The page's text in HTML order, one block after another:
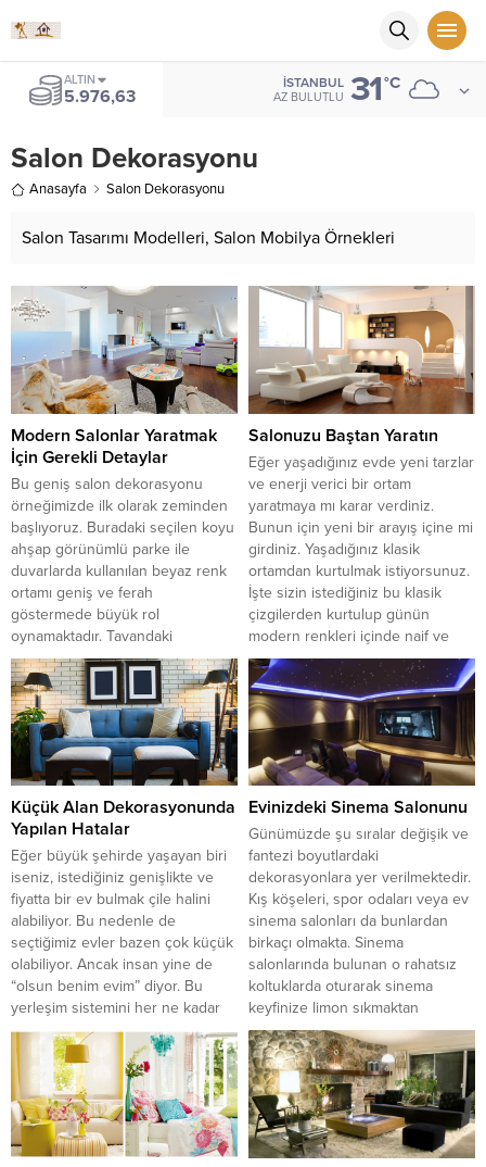
ALTIN
5.976,63
İSTANBUL
AZ BULUTLU 31°C
Salon Dekorasyonu
Anasayfa Salon Dekorasyonu
Salon Tasarımı Modelleri, Salon Mobilya Örnekleri
Modern Salonlar Yaratmak
İçin Gerekli Detaylar
Bu geniş salon dekorasyonu
örneğimizde ilk olarak zeminden
başlıyoruz. Buradaki seçilen koyu
ahşap görünümlü parke ile
duvarlarda kullanılan beyaz renk
ortamı geniş ve ferah
göstermede büyük rol
oynamaktadır. Tavandaki
aydınlatmalar genelinde spot
ışıklandırma yapılmıştır. Bunun
yanı sıra sarkıt olarak kullanılan
aydınlatmalar hem dekorasyona
hem aydınlatma çok iyi olmuştur.
Bunun yanı...
Salonuzu Baştan Yaratın
Eğer yaşadığınız evde yeni tarzlar
ve enerji verici bir ortam
yaratmaya mı karar verdiniz.
Bunun için yeni bir arayış içine mi
girdiniz. Yaşadığınız klasik
ortamdan kurtulmak istiyorsunuz.
İşte sizin istediğiniz bu klasik
çizgilerden kurtulup günün
modern renkleri içinde naif ve
zarif mobilya tasarımlarını
bulabileceğiniz bazı fikirlerimiz
olucak sizlere. Bu örneklerimiz...
Küçük Alan Dekorasyonunda
Yapılan Hatalar
Eğer büyük şehirde yaşayan biri
iseniz, istediğiniz genişlikte ve
fiyatta bir ev bulmak çile halini
alabiliyor. Bu nedenle de
seçtiğimiz evler bazen çok küçük
olabiliyor. Ancak insan yine de
“olsun benim evim” diyor. Bu
yerleşim sistemini her ne kadar
rahatsız edici ve yanlış bulsak da,
artan popülasyon sonucu yine
de...
Evinizdeki Sinema Salonunu
Günümüzde şu sıralar değişik ve
fantezi boyutlardaki
dekorasyonlara yer verilmektedir.
Kış köşeleri, spor odaları veya ev
sinema salonları da bunlardan
birkaçı olmakta. Sinema
salonlarında bulunan o rahatsız
koltuklarda oturarak sinema
keyfinize limon sıkmaktan
sıkıldıysanız bu tarz
dekorasyonlara bir göz atmakta
yarar var derim. Misafir ağırlama
odası dışında da birde sinema...